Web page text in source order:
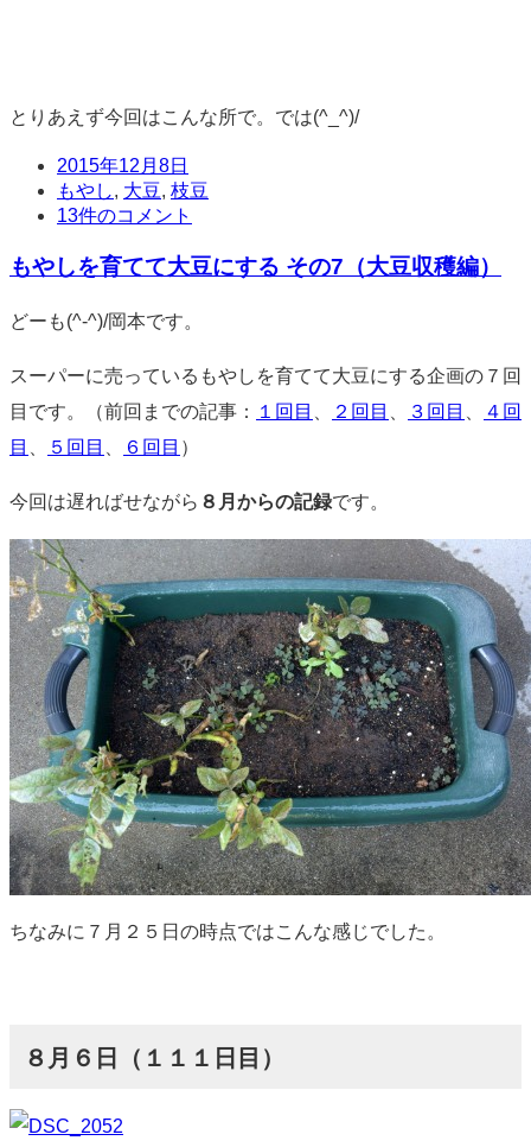
とりあえず今回はこんな所で。では(^_^)/
日
時
2015年12月8日
タ
グ
もやし, 大豆, 枝豆
コ
ン
13件のコメント
もやしを育てて大豆にする その7（大豆収穫編）
標
どーも(^-^)/岡本です。
スーパーに売っているもやしを育てて大豆にする企画の７回
目です。（前回までの記事：
１回目 ２回目 ３回目
４回
目
５回目 ６回目 ）
今回は遅ればせながら ８月からの記録です。
ちなみに７月２５日の時点ではこんな感じでした。
８月６日（１１１日目）